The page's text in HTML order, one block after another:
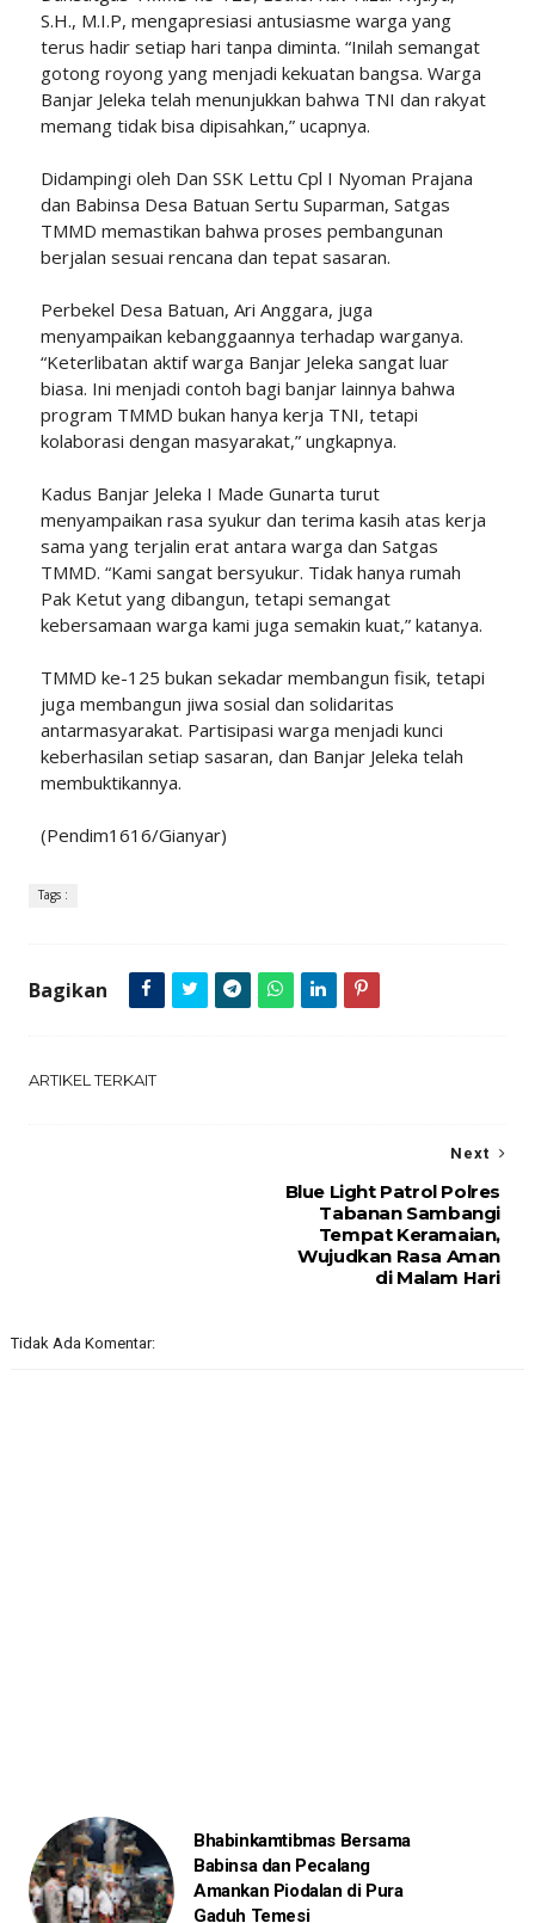
S.H., M.I.P, mengapresiasi antusiasme warga yang
terus hadir setiap hari tanpa diminta. “Inilah semangat
gotong royong yang menjadi kekuatan bangsa. Warga
Banjar Jeleka telah menunjukkan bahwa TNI dan rakyat
memang tidak bisa dipisahkan,” ucapnya.
Didampingi oleh Dan SSK Lettu Cpl I Nyoman Prajana
dan Babinsa Desa Batuan Sertu Suparman, Satgas
TMMD memastikan bahwa proses pembangunan
berjalan sesuai rencana dan tepat sasaran.
Perbekel Desa Batuan, Ari Anggara, juga
menyampaikan kebanggaannya terhadap warganya.
“Keterlibatan aktif warga Banjar Jeleka sangat luar
biasa. Ini menjadi contoh bagi banjar lainnya bahwa
program TMMD bukan hanya kerja TNI, tetapi
kolaborasi dengan masyarakat,” ungkapnya.
Kadus Banjar Jeleka I Made Gunarta turut
menyampaikan rasa syukur dan terima kasih atas kerja
sama yang terjalin erat antara warga dan Satgas
TMMD. “Kami sangat bersyukur. Tidak hanya rumah
Pak Ketut yang dibangun, tetapi semangat
kebersamaan warga kami juga semakin kuat,” katanya.
TMMD ke-125 bukan sekadar membangun fisik, tetapi
juga membangun jiwa sosial dan solidaritas
antarmasyarakat. Partisipasi warga menjadi kunci
keberhasilan setiap sasaran, dan Banjar Jeleka telah
membuktikannya.
(Pendim1616/Gianyar)
Tags :
Bagikan
ARTIKEL TERKAIT
Next
Blue Light Patrol Polres
Tabanan Sambangi
Tempat Keramaian,
Wujudkan Rasa Aman
di Malam Hari
Tidak Ada Komentar:
Bhabinkamtibmas Bersama
Babinsa dan Pecalang
Amankan Piodalan di Pura
Gaduh Temesi